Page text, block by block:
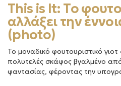
This is Ιt: Το
αλλάξει την
(photo)
Το μοναδικό φουτουριστικό γιοτ
πολυτελές σκάφος βγαλμένο από
φαντασίας, φέροντας την